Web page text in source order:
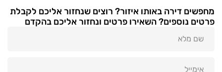
מחפשים דירה באותו איזור? רוצים שנחזור אליכם לקבלת
פרטים נוספים? השאירו פרטים ונחזור אליכם בהקדם